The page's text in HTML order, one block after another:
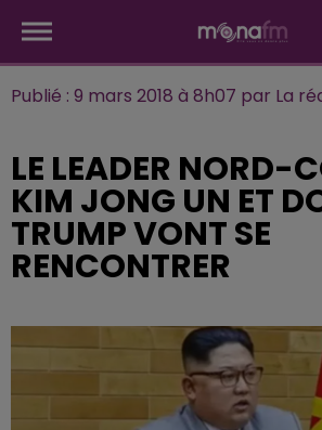
Publié : 9 mars 2018 à 8h07 par La
LE LEADER NORD-
KIM JONG UN ET
TRUMP VONT SE
RENCONTRER